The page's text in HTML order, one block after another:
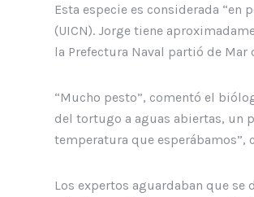
Esta especie es considerada “en
(UICN). Jorge tiene
la Prefectura Naval partió de
“Mucho pesto”, comentó el
del tortugo a aguas abiertas, un
temperatura que esperábamos”,
Los expertos aguardaban que se